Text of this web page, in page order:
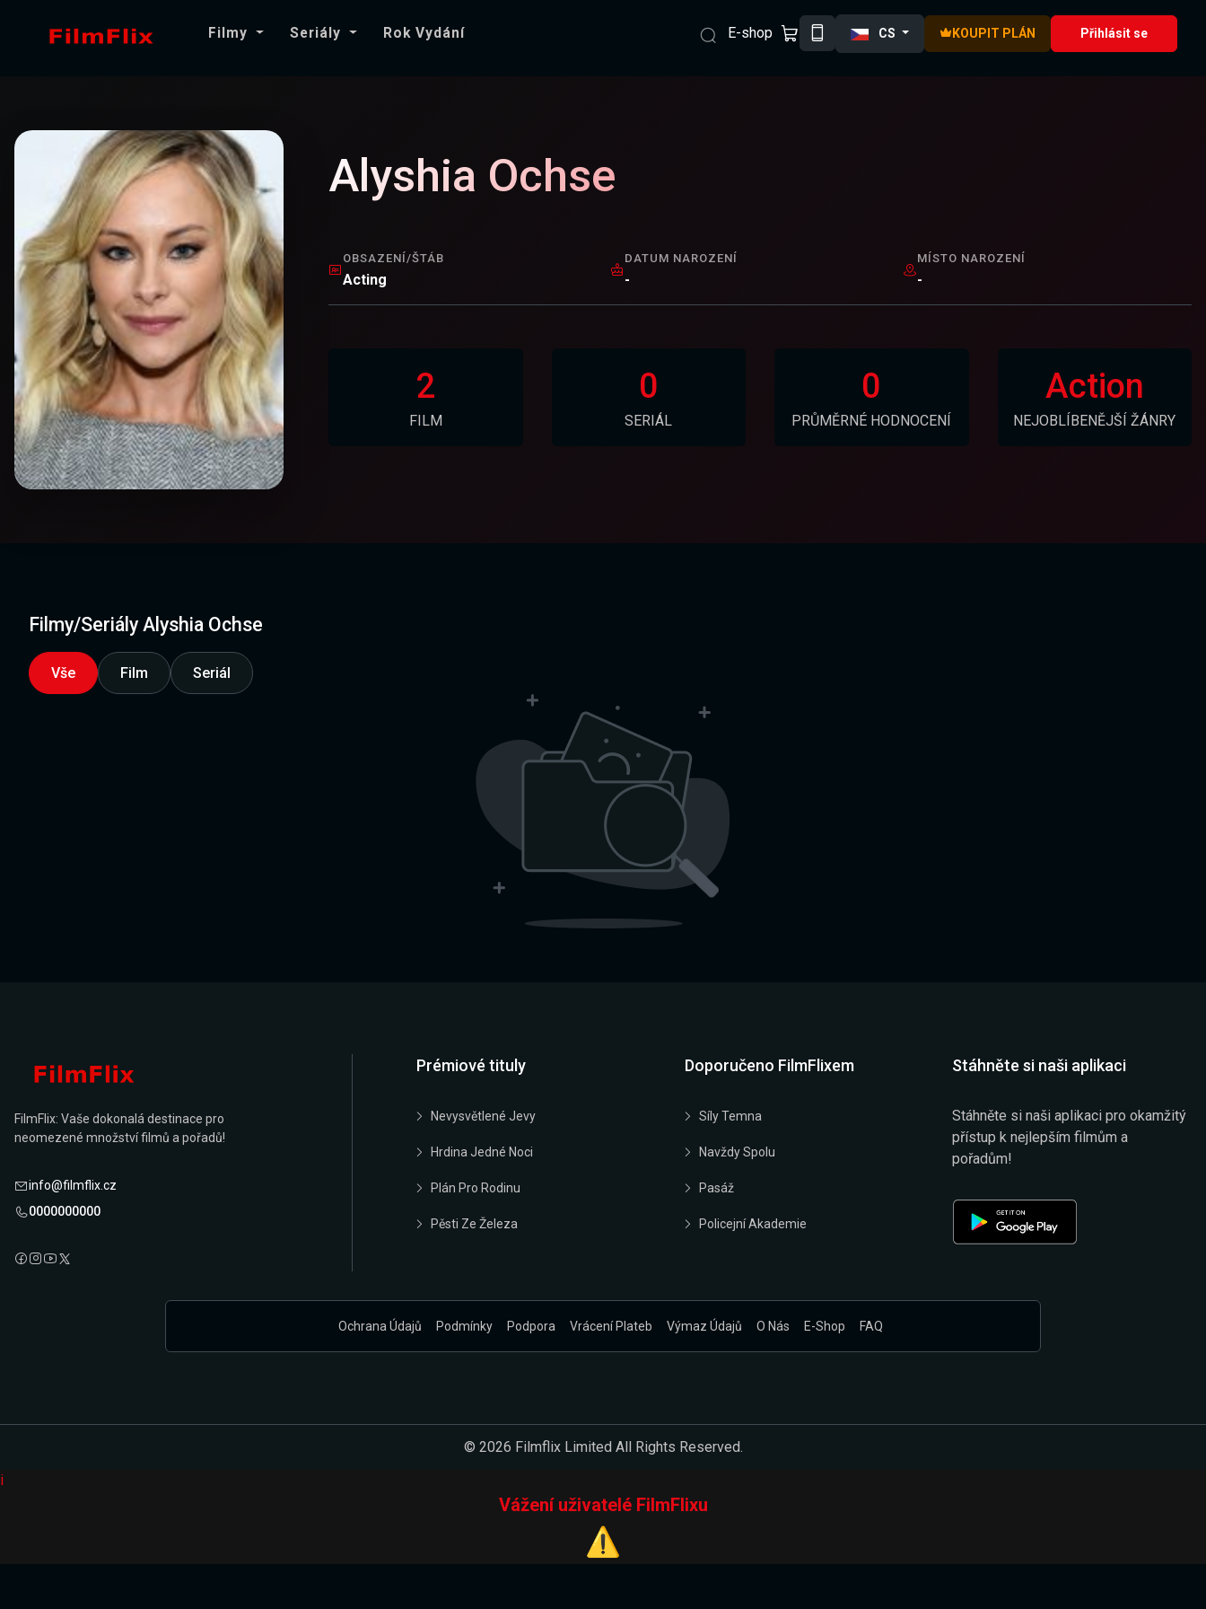
Filmy Seriály Rok Vydání E-shop CS KOUPIT PLÁN Přihlásit se
Alyshia Ochse
OBSAZENÍ/ŠTÁB
Acting
DATUM NAROZENÍ
-
MÍSTO NAROZENÍ
-
2
FILM
0
SERIÁL
0
PRŮMĚRNÉ HODNOCENÍ
Action
NEJOBLÍBENĚJŠÍ ŽÁNRY
Filmy/Seriály Alyshia Ochse
Vše Film Seriál
FilmFlix: Vaše dokonalá destinace pro
neomezené množství filmů a pořadů!
info@filmflix.cz
0000000000
Prémiové tituly
Nevysvětlené Jevy
Hrdina Jedné Noci
Plán Pro Rodinu
Pěsti Ze Železa
Doporučeno FilmFlixem
Síly Temna
Navždy Spolu
Pasáž
Policejní Akademie
Stáhněte si naši aplikaci
Stáhněte si naši aplikaci pro okamžitý
přístup k nejlepším filmům a
pořadům!
Ochrana Údajů Podmínky Podpora Vrácení Plateb Výmaz Údajů O Nás E-Shop FAQ
© 2026 Filmflix Limited All Rights Reserved.
i
Vážení uživatelé FilmFlixu
⚠️